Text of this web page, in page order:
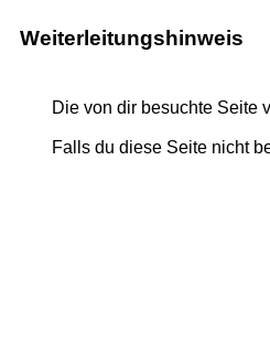
Weiterleitungshinweis
Die von dir besuchte Seite
Falls du diese Seite nicht